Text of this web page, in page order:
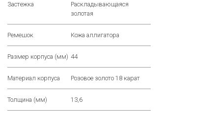
Застежка
Раскладывающаяся
золотая
Ремешок Кожа аллигатора
Размер корпуса (мм) 44
Материал корпуса Розовое золото 18 карат
Толщина (мм) 13,6